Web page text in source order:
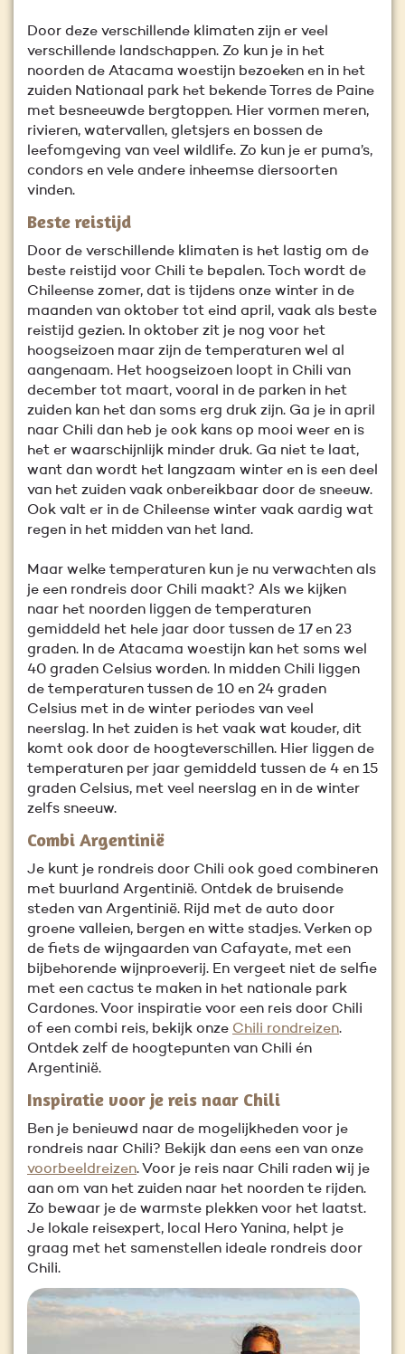
Door deze verschillende klimaten zijn er veel
verschillende landschappen. Zo kun je in het
noorden de Atacama woestijn bezoeken en in het
zuiden Nationaal park het bekende Torres de Paine
met besneeuwde bergtoppen. Hier vormen meren,
rivieren, watervallen, gletsjers en bossen de
leefomgeving van veel wildlife. Zo kun je er puma’s,
condors en vele andere inheemse diersoorten
vinden.
Beste reistijd
Door de verschillende klimaten is het lastig om de
beste reistijd voor Chili te bepalen. Toch wordt de
Chileense zomer, dat is tijdens onze winter in de
maanden van oktober tot eind april, vaak als beste
reistijd gezien. In oktober zit je nog voor het
hoogseizoen maar zijn de temperaturen wel al
aangenaam. Het hoogseizoen loopt in Chili van
december tot maart, vooral in de parken in het
zuiden kan het dan soms erg druk zijn. Ga je in april
naar Chili dan heb je ook kans op mooi weer en is
het er waarschijnlijk minder druk. Ga niet te laat,
want dan wordt het langzaam winter en is een deel
van het zuiden vaak onbereikbaar door de sneeuw.
Ook valt er in de Chileense winter vaak aardig wat
regen in het midden van het land.
Maar welke temperaturen kun je nu verwachten als
je een rondreis door Chili maakt? Als we kijken
naar het noorden liggen de temperaturen
gemiddeld het hele jaar door tussen de 17 en 23
graden. In de Atacama woestijn kan het soms wel
40 graden Celsius worden. In midden Chili liggen
de temperaturen tussen de 10 en 24 graden
Celsius met in de winter periodes van veel
neerslag. In het zuiden is het vaak wat kouder, dit
komt ook door de hoogteverschillen. Hier liggen de
temperaturen per jaar gemiddeld tussen de 4 en 15
graden Celsius, met veel neerslag en in de winter
zelfs sneeuw.
Combi Argentinië
Je kunt je rondreis door Chili ook goed combineren
met buurland Argentinië. Ontdek de bruisende
steden van Argentinië. Rijd met de auto door
groene valleien, bergen en witte stadjes. Verken op
de fiets de wijngaarden van Cafayate, met een
bijbehorende wijnproeverij. En vergeet niet de selfie
met een cactus te maken in het nationale park
Cardones. Voor inspiratie voor een reis door Chili
of een combi reis, bekijk onze Chili rondreizen.
Ontdek zelf de hoogtepunten van Chili én
Argentinië.
Inspiratie voor je reis naar Chili
Ben je benieuwd naar de mogelijkheden voor je
rondreis naar Chili? Bekijk dan eens een van onze
voorbeeldreizen. Voor je reis naar Chili raden wij je
aan om van het zuiden naar het noorden te rijden.
Zo bewaar je de warmste plekken voor het laatst.
Je lokale reisexpert, local Hero Yanina, helpt je
graag met het samenstellen ideale rondreis door
Chili.